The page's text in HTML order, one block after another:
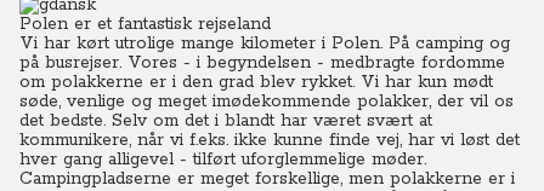
Polen er et fantastisk rejseland
Vi har kørt utrolige mange kilometer i Polen. På camping og
på busrejser. Vores - i begyndelsen - medbragte fordomme
om polakkerne er i den grad blev rykket. Vi har kun mødt
søde, venlige og meget imødekommende polakker, der vil os
det bedste. Selv om det i blandt har været svært at
kommunikere, når vi f.eks. ikke kunne finde vej, har vi løst det
hver gang alligevel - tilført uforglemmelige møder.
Campingpladserne er meget forskellige, men polakkerne er i